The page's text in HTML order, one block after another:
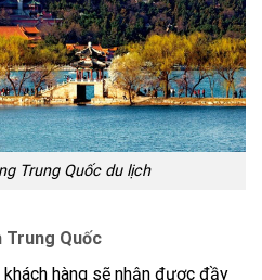
Trung Quốc du lịch
Trung Quốc
hàng sẽ nhận được đầy